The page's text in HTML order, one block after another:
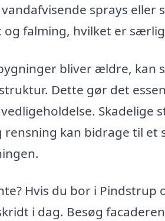
sprays
falming, hvilket er
bliver ældre, kan
Dette gør det
Skadelige
rensning kan bidrage til
Hvis du bor i
i dag. Besøg